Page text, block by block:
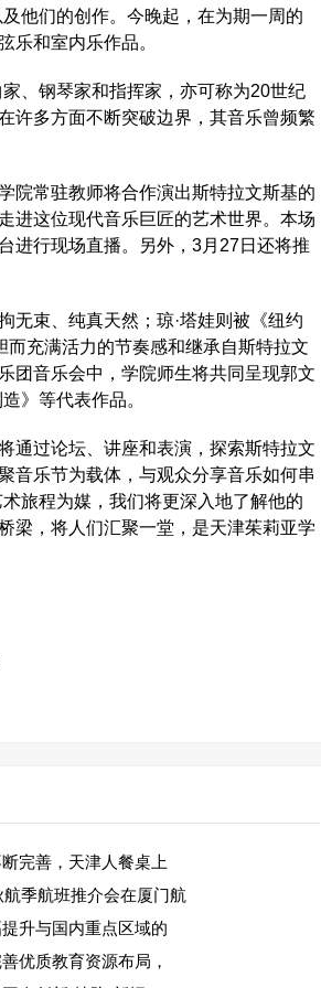
他们的创作。今晚起，在为期一周的
乐和室内乐作品。
、钢琴家和指挥家，亦可称为20世纪
许多方面不断突破边界，其音乐曾频繁
常驻教师将合作演出斯特拉文斯基的
进这位现代音乐巨匠的艺术世界。本场
进行现场直播。另外，3月27日还将推
束、纯真天然；琼·塔娃则被《纽约
而充满活力的节奏感和继承自斯特拉文
团音乐会中，学院师生将共同呈现郭文
》等代表作品。
过论坛、讲座和表演，探索斯特拉文
音乐节为载体，与观众分享音乐如何串
旅程为媒，我们将更深入地了解他的
梁，将人们汇聚一堂，是天津茱莉亚学
完善，天津人餐桌上
航季航班推介会在厦门航
升与国内重点区域的
优质教育资源布局，